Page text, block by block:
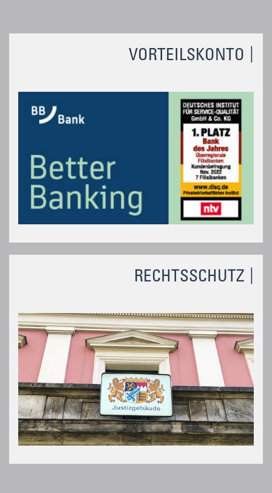
VORTEILSKONTO
RECHTSSCHUTZ